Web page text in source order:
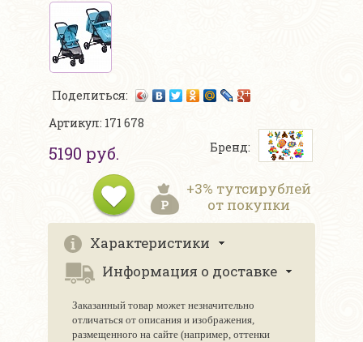
Поделиться:
Артикул: 171 678
5190 руб. Бренд:
+3% тутсирублей
от покупки
Характеристики
Информация о доставке
Заказанный товар может незначительно
отличаться от описания и изображения,
размещенного на сайте (например, оттенки